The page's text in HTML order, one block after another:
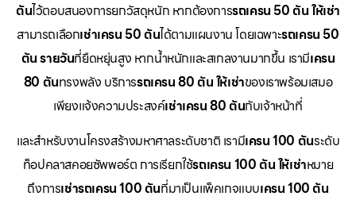
ตันไว้ตอบสนองการยกวัสดุหนัก หากต้องการรถเครน 50 ตัน ให้เช่า
สามารถเลือกเช่าเครน 50 ตันได้ตามแผนงาน โดยเฉพาะรถเครน 50
ตัน รายวันที่ยืดหยุ่นสูง หากน้ำหนักและสเกลงานมากขึ้น เรามีเครน
80 ตันทรงพลัง บริการรถเครน 80 ตัน ให้เช่าของเราพร้อมเสมอ
เพียงแจ้งความประสงค์เช่าเครน 80 ตันกับเจ้าหน้าที่
และสำหรับงานโครงสร้างมหาศาลระดับชาติ เรามีเครน 100 ตันระดับ
ท็อปคลาสคอยซัพพอร์ต การเรียกใช้รถเครน 100 ตัน ให้เช่าหมาย
ถึงการเช่ารถเครน 100 ตันที่มาเป็นแพ็คเกจแบบเครน 100 ตัน